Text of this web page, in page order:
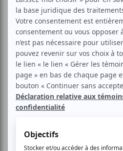
Une vision d’anticipation
présent à travers un futur sous
Dans un monde froid où les
formatés, des anges tombés du
d’un univers métallique et
s’élever dans un environnement
nature a perdu ses droits, sous
Mais le désir de vivre et de
Entre conformisme, soumission
brèche s’ouvre : celle d’un